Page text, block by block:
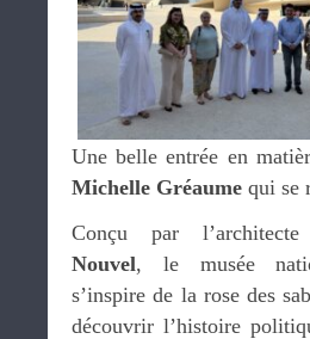
Une belle entrée en
Michelle Gréaume qui se
Conçu par
Nouvel, le musée
s’inspire de la rose des
découvrir l’histoire